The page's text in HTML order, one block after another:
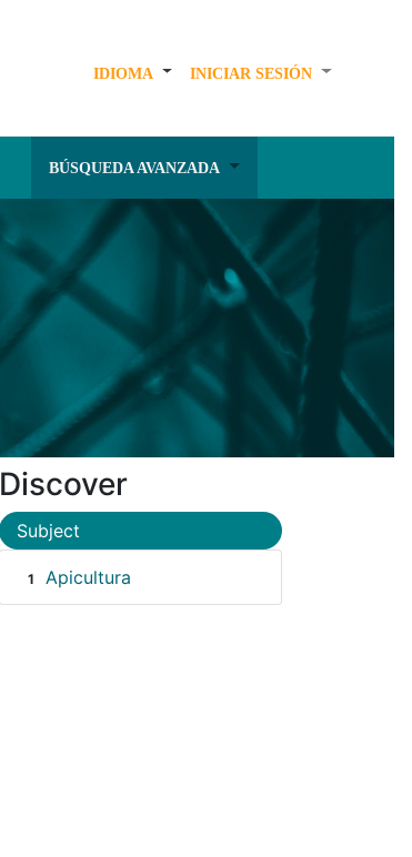
IDIOMA INICIAR SESIÓN
BÚSQUEDA AVANZADA
Discover
Subject
1 Apicultura